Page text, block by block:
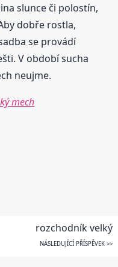
slunce či polostín,
dobře rostla,
se provádí
V období sucha
neujme.
mech
rozchodník velký
NÁSLEDUJÍCÍ PŘÍSPĚVEK >>